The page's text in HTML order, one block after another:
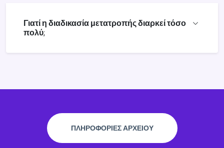
Γιατί η διαδικασία μετατροπής διαρκεί τόσο
πολύ;
ΠΛΗΡΟΦΟΡΙΕΣ ΑΡΧΕΙΟΥ